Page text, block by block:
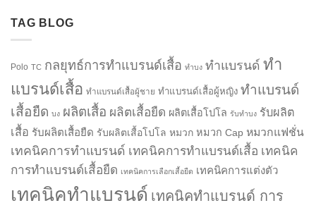
TAG BLOG
Polo TC กลยุทธ์การทำแบรนด์เสื้อ ทำบง ทำแบรนด์ ทำ
แบรนด์เสื้อ ทำแบรนด์เสื้อผู้ชาย ทำแบรนด์เสื้อผู้หญิง ทำแบรนด์
เสื้อยืด บง ผลิตเสื้อ ผลิตเสื้อยืด ผลิตเสื้อโปโล รับทำบง รับผลิต
เสื้อ รับผลิตเสื้อยืด รับผลิตเสื้อโปโล หมวก หมวก Cap หมวกแฟชั่น
เทคนิคการทำแบรนด์ เทคนิคการทำแบรนด์เสื้อ เทคนิค
การทำแบรนด์เสื้อยืด เทคนิคการเลือกเสื้อยืด เทคนิคการแต่งตัว
เทคนิคทำแบรนด์ เทคนิคทำแบรนด์ การ